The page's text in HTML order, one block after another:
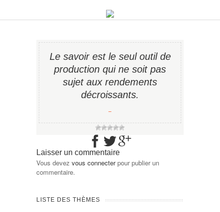
Le savoir est le seul outil de
production qui ne soit pas
sujet aux rendements
décroissants.
−
Laisser un commentaire
Vous devez vous connecterpour publier un
commentaire.
LISTE DES THÈMES